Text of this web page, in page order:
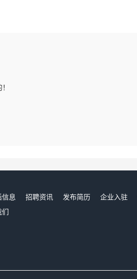
信息 招聘资讯 发布简历 企业入驻